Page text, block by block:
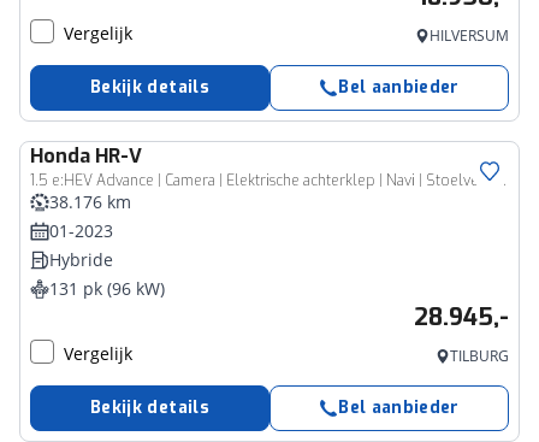
Vergelijk HILVERSUM
Bekijk details Bel aanbieder
Honda HR-V
1.5 e:HEV Advance | Camera | Elektrische achterklep | Navi | Stoelverwarming
38.176 km
01-2023
Hybride
131 pk (96 kW)
28.945,-
Vergelijk TILBURG
Bekijk details Bel aanbieder